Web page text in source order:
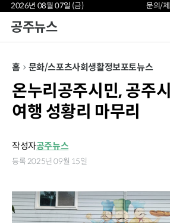
2026년 08월 07일 (금) 문의/
공주뉴스
홈 문화/스포츠사회생활정보포토뉴스
온누리공주시민, 공주
여행 성황리 마무리
작성자공주뉴스
등록 2025년 09월 15일